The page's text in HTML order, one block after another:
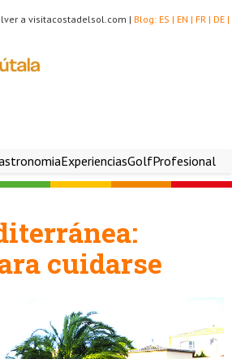
DE |
FR |
EN |
ES |
Blog:
a visitacostadelsol.com |
ExperienciasGolfProfesional
cuidarse